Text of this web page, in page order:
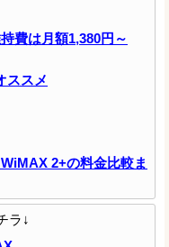
費は月額1,380円～
ススメ
2+の料金比較ま
ラ↓